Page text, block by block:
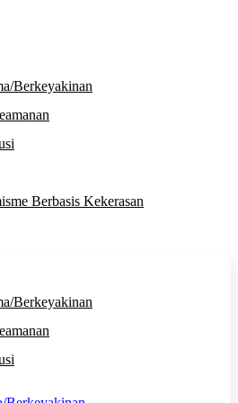
Berkeyakinan
Berbasis Kekerasan
Berkeyakinan